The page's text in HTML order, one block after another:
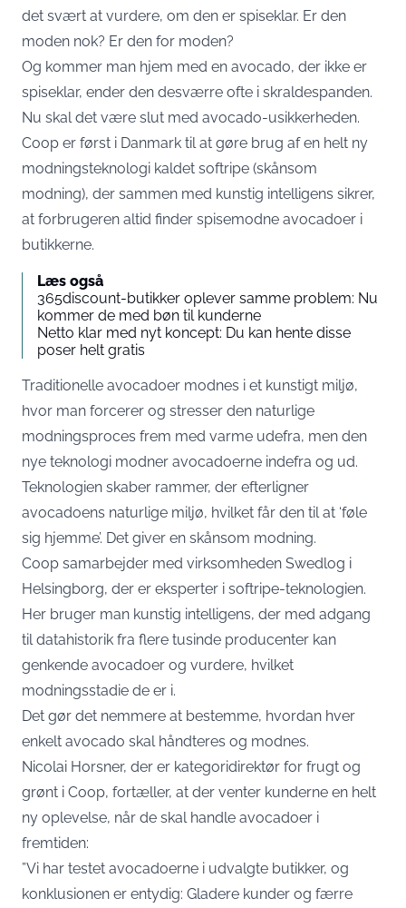
det svært at vurdere, om den er spiseklar. Er den
moden nok? Er den for moden?
Og kommer man hjem med en avocado, der ikke er
spiseklar, ender den desværre ofte i skraldespanden.
Nu skal det være slut med avocado-usikkerheden.
Coop er først i Danmark til at gøre brug af en helt ny
modningsteknologi kaldet softripe (skånsom
modning), der sammen med kunstig intelligens sikrer,
at forbrugeren altid finder spisemodne avocadoer i
butikkerne.
Læs også
365discount-butikker oplever samme problem: Nu
kommer de med bøn til kunderne
Netto klar med nyt koncept: Du kan hente disse
poser helt gratis
Traditionelle avocadoer modnes i et kunstigt miljø,
hvor man forcerer og stresser den naturlige
modningsproces frem med varme udefra, men den
nye teknologi modner avocadoerne indefra og ud.
Teknologien skaber rammer, der efterligner
avocadoens naturlige miljø, hvilket får den til at ‘føle
sig hjemme’. Det giver en skånsom modning.
Coop samarbejder med virksomheden Swedlog i
Helsingborg, der er eksperter i softripe-teknologien.
Her bruger man kunstig intelligens, der med adgang
til datahistorik fra flere tusinde producenter kan
genkende avocadoer og vurdere, hvilket
modningsstadie de er i.
Det gør det nemmere at bestemme, hvordan hver
enkelt avocado skal håndteres og modnes.
Nicolai Horsner, der er kategoridirektør for frugt og
grønt i Coop, fortæller, at der venter kunderne en helt
ny oplevelse, når de skal handle avocadoer i
fremtiden:
”Vi har testet avocadoerne i udvalgte butikker, og
konklusionen er entydig: Gladere kunder og færre